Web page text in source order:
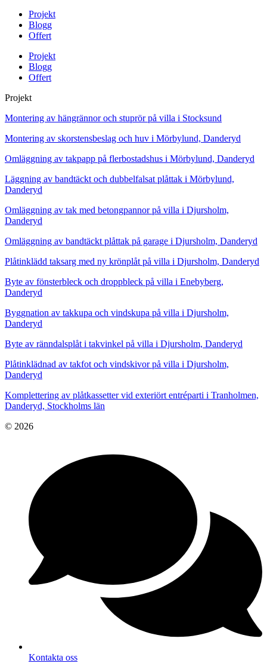
Projekt
Blogg
Offert
Projekt
Blogg
Offert
Projekt
Montering av hängrännor och stuprör på villa i Stocksund
Montering av skorstensbeslag och huv i Mörbylund, Danderyd
Omläggning av takpapp på flerbostadshus i Mörbylund, Danderyd
Läggning av bandtäckt och dubbelfalsat plåttak i Mörbylund,
Danderyd
Omläggning av tak med betongpannor på villa i Djursholm,
Danderyd
Omläggning av bandtäckt plåttak på garage i Djursholm, Danderyd
Plåtinklädd taksarg med ny krönplåt på villa i Djursholm, Danderyd
Byte av fönsterbleck och droppbleck på villa i Enebyberg,
Danderyd
Byggnation av takkupa och vindskupa på villa i Djursholm,
Danderyd
Byte av ränndalsplåt i takvinkel på villa i Djursholm, Danderyd
Plåtinklädnad av takfot och vindskivor på villa i Djursholm,
Danderyd
Komplettering av plåtkassetter vid exteriört entréparti i Tranholmen,
Danderyd, Stockholms län
© 2026
Kontakta oss